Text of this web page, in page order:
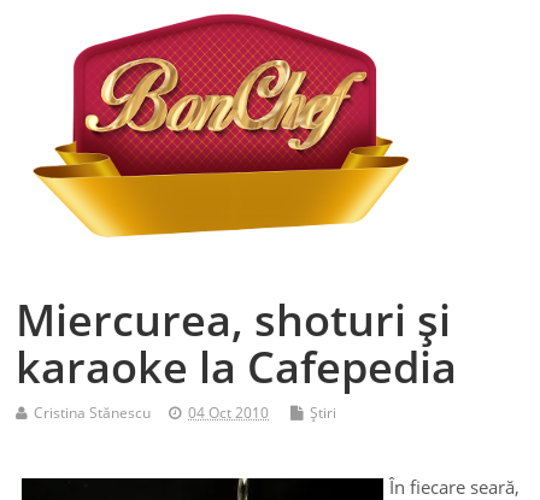
Miercurea, shoturi şi
karaoke la Cafepedia
Cristina Stănescu 04 Oct 2010 Ştiri
În fiecare seară,